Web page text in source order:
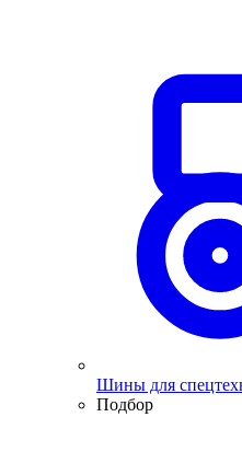
Шины для
Подбор